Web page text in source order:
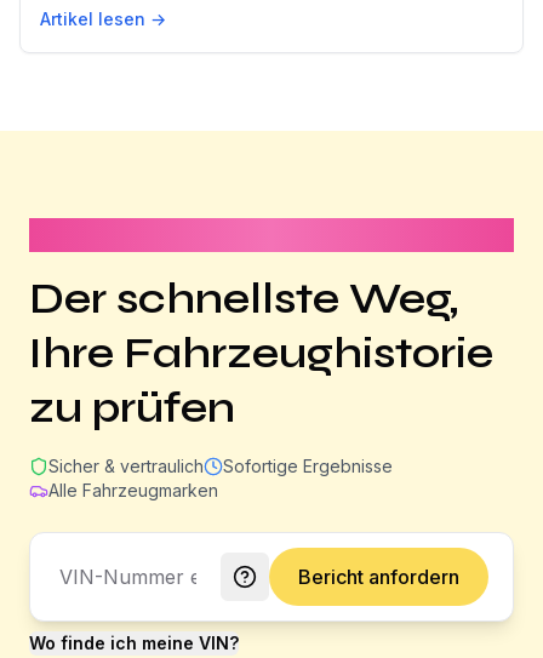
Artikel lesen →
Der schnellste Weg,
Ihre Fahrzeughistorie
zu prüfen
Sicher & vertraulich
Sofortige Ergebnisse
Alle Fahrzeugmarken
Bericht anfordern
Wo finde ich meine VIN?